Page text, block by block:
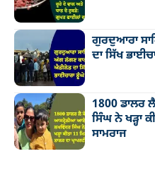
ਗੁਰਦੁਆਰਾ
ਦਾ ਸਿੱਖ
1800 ਡਾਲਰ
ਸਿੰਘ ਨੇ ਖੜ੍ਹਾ
ਸਾਮਰਾਜ